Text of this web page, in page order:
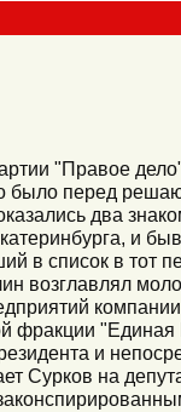
"Правое
было перед
два
и
в список в тот
возглавлял
фракции
и
Сурков на